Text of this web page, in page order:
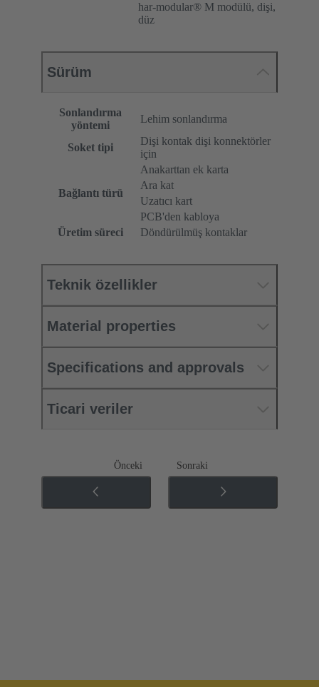
har-modular® M modülü, dişi,
düz
Sürüm
Sonlandırma
yöntemi
Lehim sonlandırma
Soket tipi
Dişi kontak dişi konnektörler
için
Bağlantı türü
Anakarttan ek karta
Ara kat
Uzatıcı kart
PCB'den kabloya
Üretim süreci
Döndürülmüş kontaklar
Teknik özellikler
Material properties
Specifications and approvals
Ticari veriler
Önceki Sonraki